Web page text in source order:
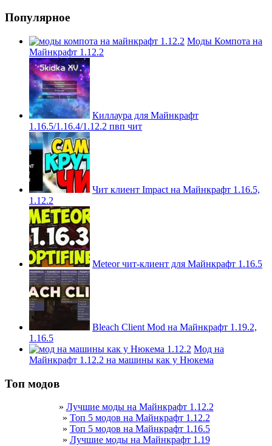
Популярное
Моды Компота на
Майнкрафт 1.12.2
Киллаура для Майнкрафт
1.16.5/1.16.4/1.12.2 пвп чит
Чит клиент Impact на Майнкрафт 1.16.5,
1.12.2
Meteor чит-клиент для Майнкрафт 1.16.5
Bleach Client Mod на Майнкрафт 1.19.2,
1.16.5
Мод на
Майнкрафт 1.12.2 на машины как у Нюкема
Топ модов
» Лучшие моды на Майнкрафт 1.12.2
» Топ 5 модов на Майнкрафт 1.12.2
» Топ 5 модов на Майнкрафт 1.16.5
» Лучшие моды на Майнкрафт 1.19